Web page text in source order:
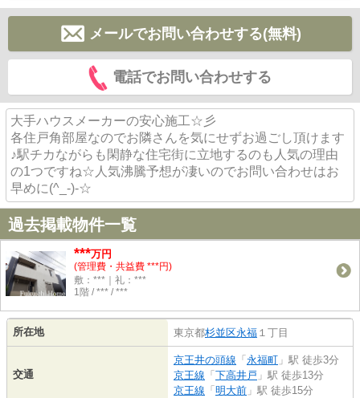
メールでお問い合わせする(無料)
電話でお問い合わせする
大手ハウスメーカーの安心施工☆彡
各住戸角部屋なのでお隣さんを気にせずお過ごし頂けます
♪駅チカながらも閑静な住宅街に立地するのも人気の理由
の1つですね☆人気沸騰予想が凄いのでお問い合わせはお
早めに(^_-)-☆
過去掲載物件一覧
***万円
(管理費・共益費 ***円)
敷：***｜礼：***
1階 / *** / ***
所在地 東京都杉並区永福 １丁目
交通
京王井の頭線 「 永福町 」駅 徒歩3分
京王線 「 下高井戸 」駅 徒歩13分
京王線 「 明大前 」駅 徒歩15分